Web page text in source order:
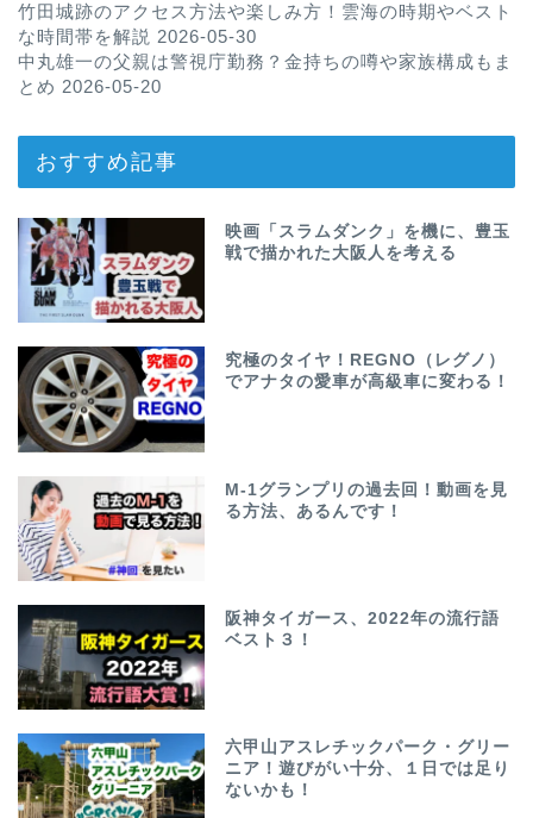
竹田城跡のアクセス方法や楽しみ方！雲海の時期やベスト
な時間帯を解説 2026-05-30
中丸雄一の父親は警視庁勤務？金持ちの噂や家族構成もま
とめ 2026-05-20
おすすめ記事
映画「スラムダンク」を機に、豊玉
戦で描かれた大阪人を考える
究極のタイヤ！REGNO（レグノ）
でアナタの愛車が高級車に変わる！
M-1グランプリの過去回！動画を見
る方法、あるんです！
阪神タイガース、2022年の流行語
ベスト３！
六甲山アスレチックパーク・グリー
ニア！遊びがい十分、１日では足り
ないかも！